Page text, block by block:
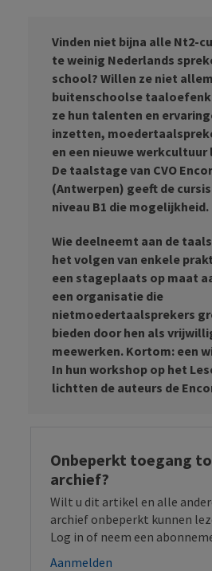
Vinden niet bijna alle Nt2-
te weinig Nederlands
school? Willen ze niet
buitenschoolse
ze hun talenten en
inzetten,
en een nieuwe werkcultuur
De taalstage van CVO
(Antwerpen) geeft de
niveau B1 die mogelijkheid.
Wie deelneemt aan de
het volgen van enkele
een stageplaats op maat
een organisatie die
nietmoedertaalsprekers
bieden door hen als
meewerken. Kortom: een
In hun workshop op het
lichtten de auteurs de
Onbeperkt toegang
archief?
Wilt u dit artikel en alle
archief onbeperkt kunnen
Log in of neem een
Aanmelden